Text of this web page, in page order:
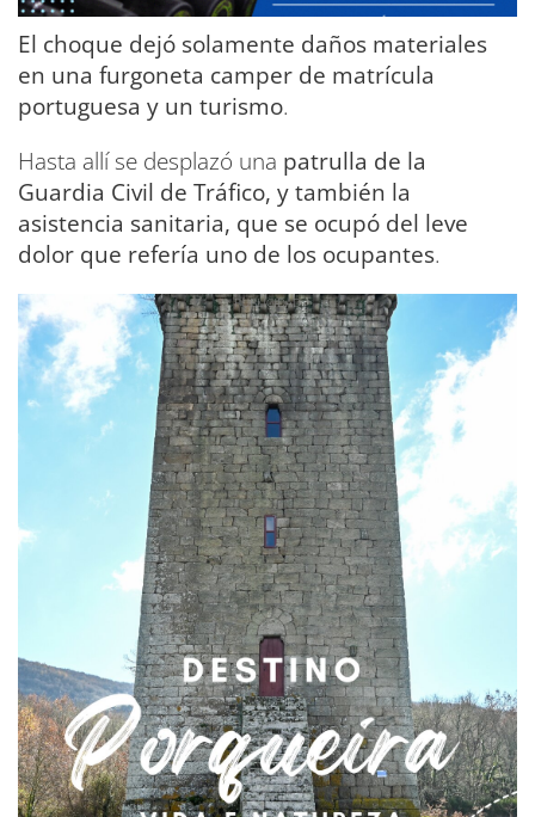
El choque dejó solamente daños materiales
en una furgoneta camper de matrícula
portuguesa y un turismo.
Hasta allí se desplazó una patrulla de la
Guardia Civil de Tráfico, y también la
asistencia sanitaria, que se ocupó del leve
dolor que refería uno de los ocupantes.